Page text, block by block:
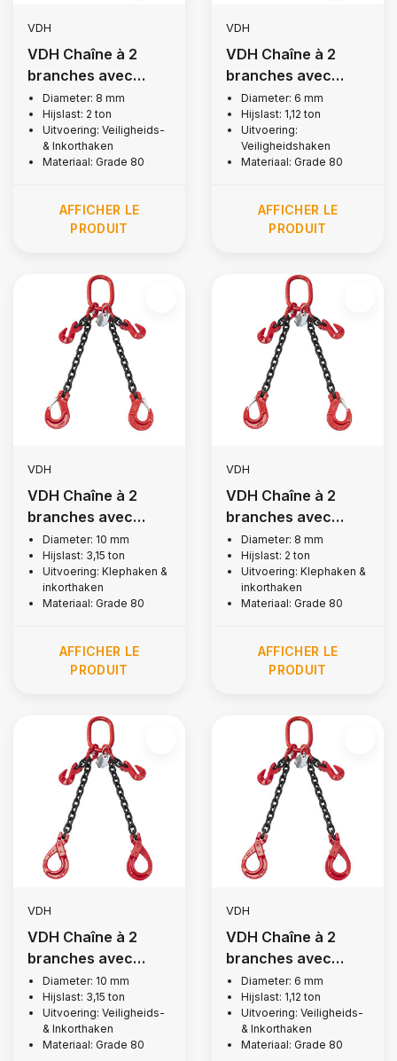
VDH
VDH Chaîne à 2
branches avec
crochets de
sécurité et crochets
fendus, Ø 8 mm
Diameter: 8 mm
Hijslast: 2 ton
Uitvoering: Veiligheids-
& Inkorthaken
Materiaal: Grade 80
AFFICHER LE
PRODUIT
VDH
VDH Chaîne à 2
branches avec
crochets de
sécurité, Ø 6 mm
Diameter: 6 mm
Hijslast: 1,12 ton
Uitvoering:
Veiligheidshaken
Materiaal: Grade 80
AFFICHER LE
PRODUIT
VDH
VDH Chaîne à 2
branches avec
crochets à rabat et
à encoche, Ø 10 mm
Diameter: 10 mm
Hijslast: 3,15 ton
Uitvoering: Klephaken &
inkorthaken
Materiaal: Grade 80
AFFICHER LE
PRODUIT
VDH
VDH Chaîne à 2
branches avec
crochets à rabat et
à encoche, Ø 8 mm
Diameter: 8 mm
Hijslast: 2 ton
Uitvoering: Klephaken &
inkorthaken
Materiaal: Grade 80
AFFICHER LE
PRODUIT
VDH
VDH Chaîne à 2
branches avec
crochets de
sécurité et crochets
fendus, Ø 10 mm
Diameter: 10 mm
Hijslast: 3,15 ton
Uitvoering: Veiligheids-
& Inkorthaken
Materiaal: Grade 80
VDH
VDH Chaîne à 2
branches avec
crochets de
sécurité et crochets
fendus, Ø 6 mm
Diameter: 6 mm
Hijslast: 1,12 ton
Uitvoering: Veiligheids-
& Inkorthaken
Materiaal: Grade 80